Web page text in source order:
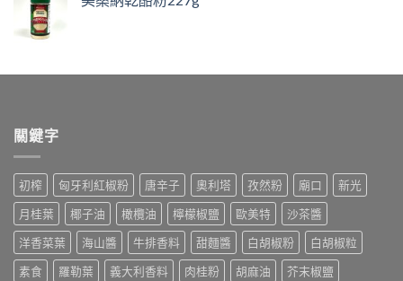
關鍵字
初榨 匈牙利紅椒粉 唐辛子 奧利塔 孜然粉 廟口
新光
月桂葉
椰子油 橄欖油 檸檬椒鹽 歐美特
沙茶醬
洋香菜葉
海山醬 牛排香料 甜麵醬 白胡椒粉
白胡椒粒
素食
羅勒葉 義大利香料 肉桂粉 胡麻油
芥末椒鹽